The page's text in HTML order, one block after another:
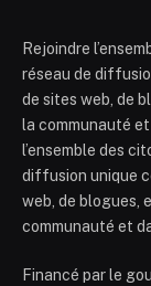
Rejoindre
réseau de
de sites web, de
la communauté
l’ensemble des
diffusion unique
web, de blogues,
communauté et
Financé par le